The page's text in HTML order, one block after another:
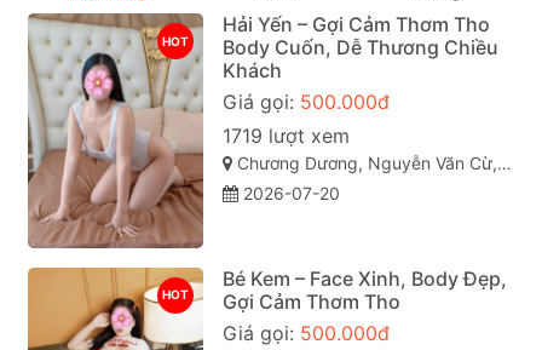
HOT
Hải Yến – Gợi Cảm Thơm Tho
Body Cuốn, Dễ Thương Chiều
Khách
Giá gọi: 500.000đ
1719 lượt xem
Chương Dương, Nguyễn Văn Cừ, Quy Nhơn, Bình Định
2026-07-20
HOT
Bé Kem – Face Xinh, Body Đẹp,
Gợi Cảm Thơm Tho
Giá gọi: 500.000đ